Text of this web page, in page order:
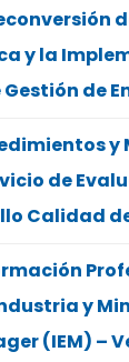
y la
Gestión de
y
de
Calidad
y
(IEM) –